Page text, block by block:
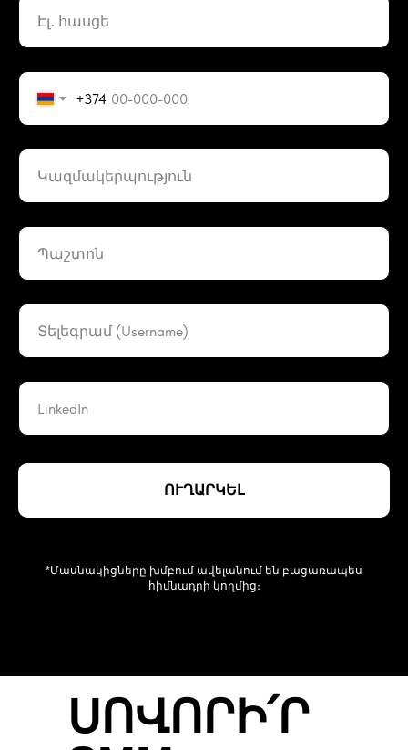
+374
ՈՒՂԱՐԿԵԼ
*Մասնակիցները խմբում ավելանում են բացառապես
հիմնադրի կողմից։
ՍՈՎՈՐԻ՛Ր
ԲԱՆ ԱՆԵՆՔ, ՈՐ
ԲԱՆ ԼԻՆԻ...
Նախաձեռնությանը կարող
միջոցով և ընդգրկվել ավելի